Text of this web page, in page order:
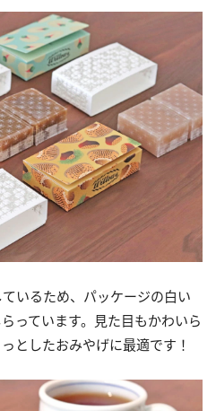
いるため、パッケージの白い
っています。見た目もかわいら
としたおみやげに最適です！